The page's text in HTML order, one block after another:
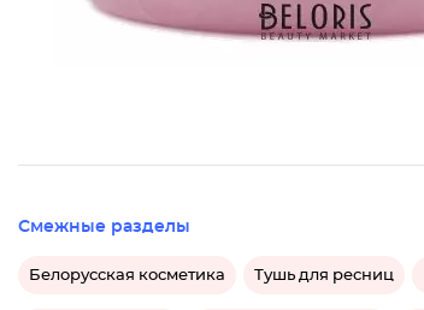
Смежные разделы
Белорусская косметика Тушь для ресниц